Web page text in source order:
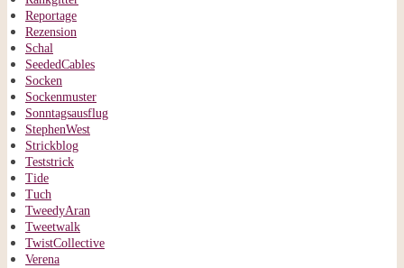
Reportage
Rezension
Schal
SeededCables
Socken
Sockenmuster
Sonntagsausflug
StephenWest
Strickblog
Teststrick
Tide
Tuch
TweedyAran
Tweetwalk
TwistCollective
Verena